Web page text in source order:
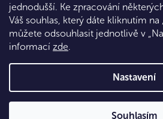
jednodušší. Ke zpracování
Váš souhlas, který dáte kliknutím na
můžete odsouhlasit jednotlivě v
informací zde.
Nastavení
Souhlasím
Vytvořil Shoptet
Copyright 2026Eshop Diana
práva